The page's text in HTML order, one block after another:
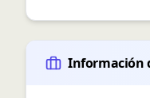
Información